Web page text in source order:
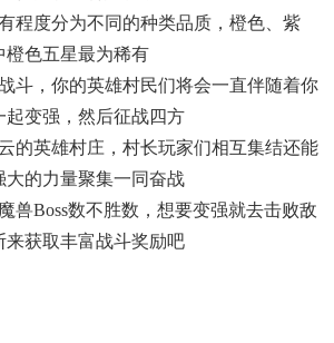
程度分为不同的种类品质，橙色、紫
橙色五星最为稀有
斗，你的英雄村民们将会一直伴随着你
起变强，然后征战四方
的英雄村庄，村长玩家们相互集结还能
大的力量聚集一同奋战
兽boss数不胜数，想要变强就去击败敌
来获取丰富战斗奖励吧